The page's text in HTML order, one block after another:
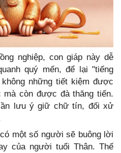
nghiệp, con giáp này dễ
quý mến, để lại "tiếng
những tiết kiệm được
còn được đà thăng tiến.
lưu ý giữ chữ tín, đối xử
một số người sẽ buông lời
của người tuổi Thân. Thế